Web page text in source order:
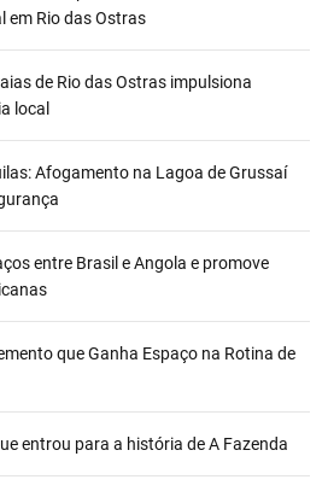
em Rio das Ostras
de Rio das Ostras impulsiona
local
Afogamento na Lagoa de Grussaí
entre Brasil e Angola e promove
que Ganha Espaço na Rotina de
entrou para a história de A Fazenda